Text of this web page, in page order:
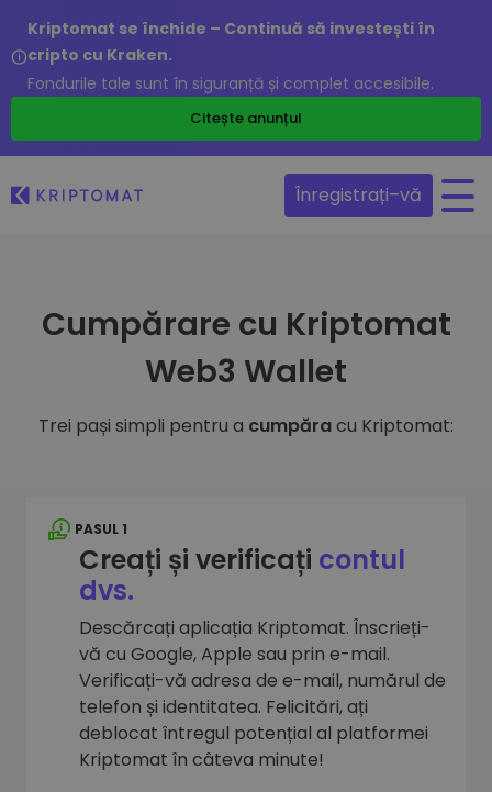
Kriptomat se închide – Continuă să investești în
cripto cu Kraken.
Fondurile tale sunt în siguranță și complet accesibile.
Citește anunțul
Înregistrați–vă
Cumpărare cu Kriptomat
Web3 Wallet
Trei pași simpli pentru a cumpăracu Kriptomat:
PASUL 1
Creați și verificați contul
dvs.
Descărcați aplicația Kriptomat. Înscrieți-
vă cu Google, Apple sau prin e-mail.
Verificați-vă adresa de e-mail, numărul de
telefon și identitatea. Felicitări, ați
deblocat întregul potențial al platformei
Kriptomat în câteva minute!